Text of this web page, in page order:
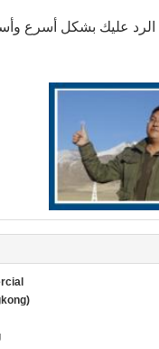
الرد عليك بشكل أسرع